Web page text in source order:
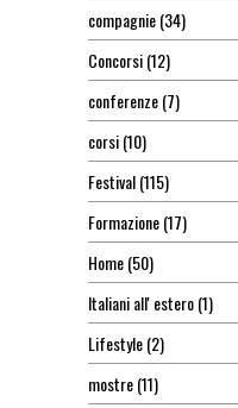
compagnie(34)
Concorsi(12)
conferenze(7)
corsi(10)
Festival(115)
Formazione(17)
Home(50)
Italiani all' estero(1)
Lifestyle(2)
mostre(11)